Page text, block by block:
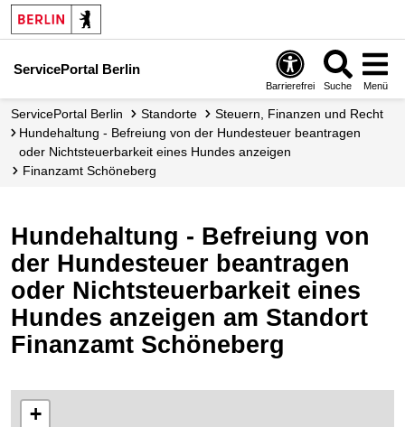
ServicePortal Berlin
Barrierefrei Suche Menü
ServicePortal Berlin Standorte
Steuern, Finanzen und Recht
Hundehaltung - Befreiung von der Hundesteuer beantragen
oder Nichtsteuerbarkeit eines Hundes anzeigen
Finanzamt Schöneberg
Hundehaltung - Befreiung von
der Hundesteuer beantragen
oder Nichtsteuerbarkeit eines
Hundes anzeigen am Standort
Finanzamt Schöneberg
+